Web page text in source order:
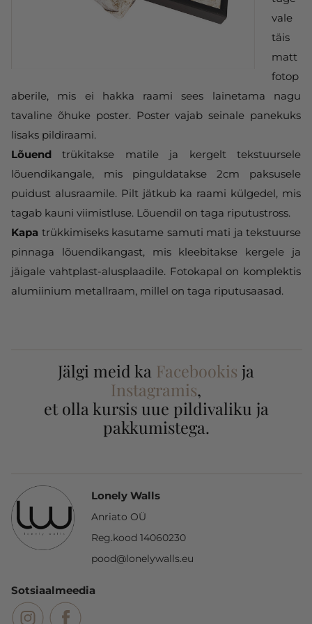
vale
täis
matt
fotop
aberile, mis ei hakka raami sees lainetama nagu
tavaline õhuke poster. Poster vajab seinale panekuks
lisaks pildiraami.
Lõuend trükitakse matile ja kergelt tekstuursele
lõuendikangale, mis pinguldatakse 2cm paksusele
puidust alusraamile. Pilt jätkub ka raami külgedel, mis
tagab kauni viimistluse. Lõuendil on taga riputustross.
Kapa trükkimiseks kasutame samuti mati ja tekstuurse
pinnaga lõuendikangast, mis kleebitakse kergele ja
jäigale vahtplast-alusplaadile. Fotokapal on komplektis
alumiinium metallraam, millel on taga riputusaasad.
Jälgi meid ka Facebookis ja
Instagramis,
et olla kursis uue pildivaliku ja
pakkumistega.
Lonely Walls
Anriato OÜ
Reg.kood 14060230
pood@lonelywalls.eu
Sotsiaalmeedia